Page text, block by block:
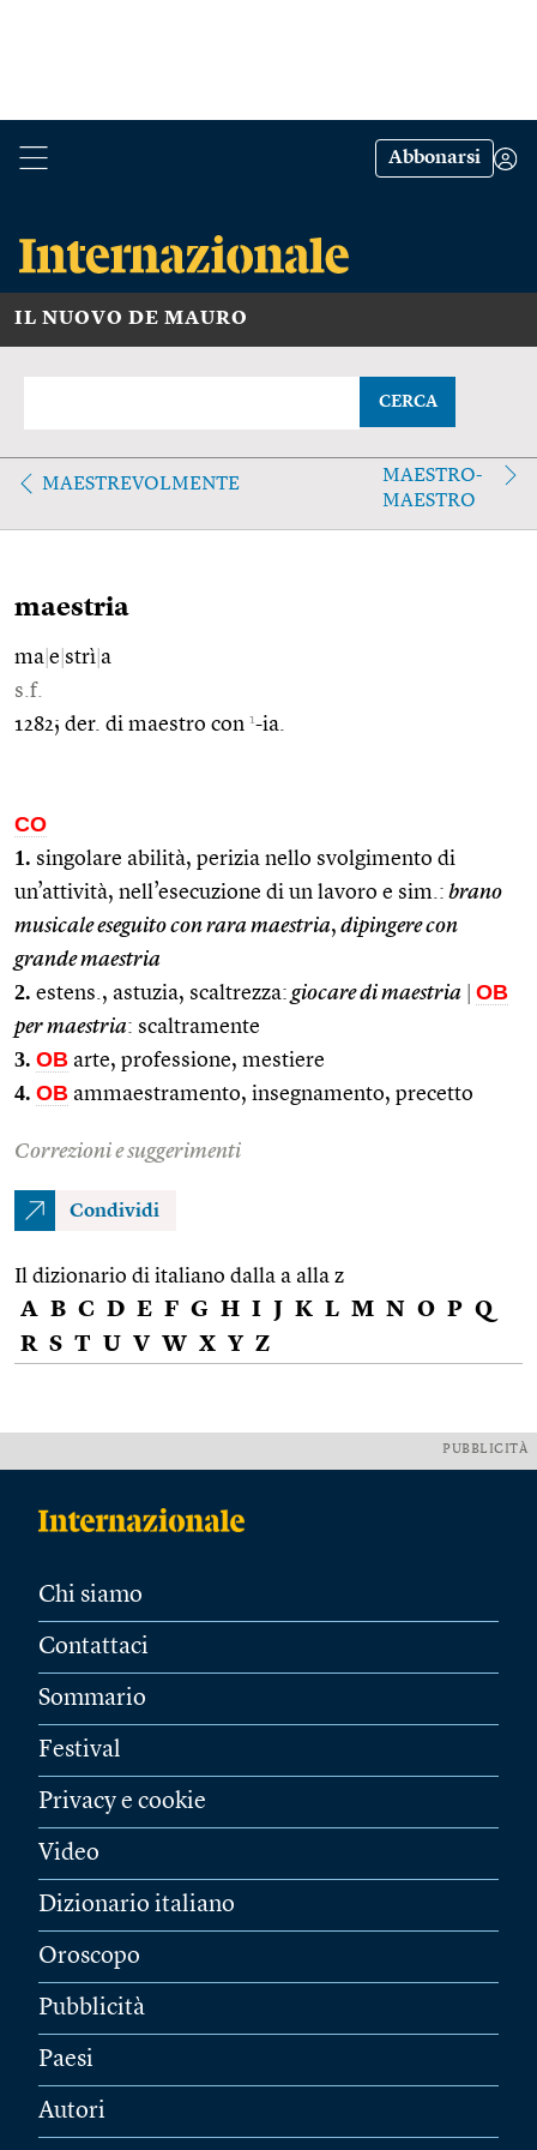
Abbonarsi
IL NUOVO DE MAURO
CERCA
MAESTREVOLMENTE
MAESTRO-
MAESTRO
maestria
ma e strì a
s.f.
1282; der. di maestro con 1-ia.
CO
1. singolare abilità, perizia nello svolgimento di
un’attività, nell’esecuzione di un lavoro e sim.: brano
musicale eseguito con rara maestria, dipingere con
grande maestria
2. estens., astuzia, scaltrezza: giocare di maestria OB
per maestria: scaltramente
3. OB arte, professione, mestiere
4. OB ammaestramento, insegnamento, precetto
Correzioni e suggerimenti
Condividi
Il dizionario di italiano dalla a alla z
A B C D E F G H I J K L M N O P Q
R S T U V W X Y Z
PUBBLICITÀ
Chi siamo
Contattaci
Sommario
Festival
Privacy e cookie
Video
Dizionario italiano
Oroscopo
Pubblicità
Paesi
Autori